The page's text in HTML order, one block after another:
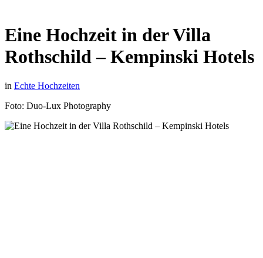
Eine Hochzeit in der Villa
Rothschild – Kempinski Hotels
in Echte Hochzeiten
Foto: Duo-Lux Photography